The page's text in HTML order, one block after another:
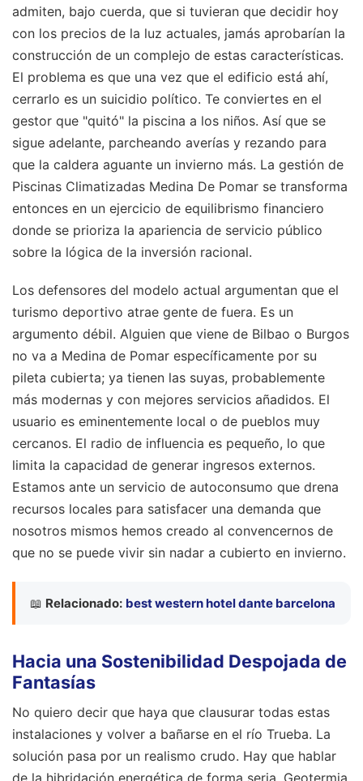
admiten, bajo cuerda, que si tuvieran que decidir hoy
con los precios de la luz actuales, jamás aprobarían la
construcción de un complejo de estas características.
El problema es que una vez que el edificio está ahí,
cerrarlo es un suicidio político. Te conviertes en el
gestor que "quitó" la piscina a los niños. Así que se
sigue adelante, parcheando averías y rezando para
que la caldera aguante un invierno más. La gestión de
Piscinas Climatizadas Medina De Pomar se transforma
entonces en un ejercicio de equilibrismo financiero
donde se prioriza la apariencia de servicio público
sobre la lógica de la inversión racional.
Los defensores del modelo actual argumentan que el
turismo deportivo atrae gente de fuera. Es un
argumento débil. Alguien que viene de Bilbao o Burgos
no va a Medina de Pomar específicamente por su
pileta cubierta; ya tienen las suyas, probablemente
más modernas y con mejores servicios añadidos. El
usuario es eminentemente local o de pueblos muy
cercanos. El radio de influencia es pequeño, lo que
limita la capacidad de generar ingresos externos.
Estamos ante un servicio de autoconsumo que drena
recursos locales para satisfacer una demanda que
nosotros mismos hemos creado al convencernos de
que no se puede vivir sin nadar a cubierto en invierno.
📖 Relacionado: best western hotel dante barcelona
Hacia una Sostenibilidad Despojada de
Fantasías
No quiero decir que haya que clausurar todas estas
instalaciones y volver a bañarse en el río Trueba. La
solución pasa por un realismo crudo. Hay que hablar